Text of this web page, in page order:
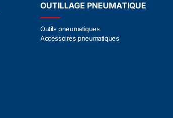
OUTILLAGE PNEUMATIQUE
Outils pneumatiques
Accessoires pneumatiques